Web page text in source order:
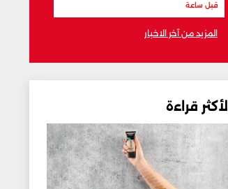
قبل ساعة
المزيد من آخر الاخبار
الأكثر قراءة